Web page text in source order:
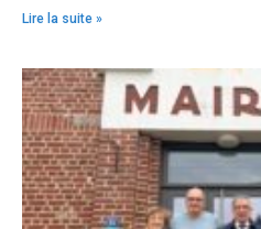
Lire la suite »